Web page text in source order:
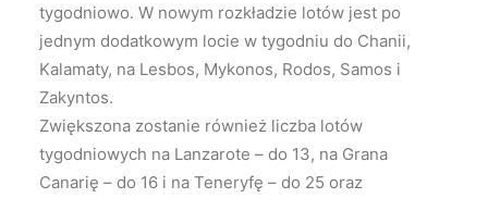
tygodniowo. W nowym rozkładzie lotów jest po
jednym dodatkowym locie w tygodniu do Chanii,
Kalamaty, na Lesbos, Mykonos, Rodos, Samos i
Zakyntos.
Zwiększona zostanie również liczba lotów
tygodniowych na Lanzarote – do 13, na Grana
Canarię – do 16 i na Teneryfę – do 25 oraz